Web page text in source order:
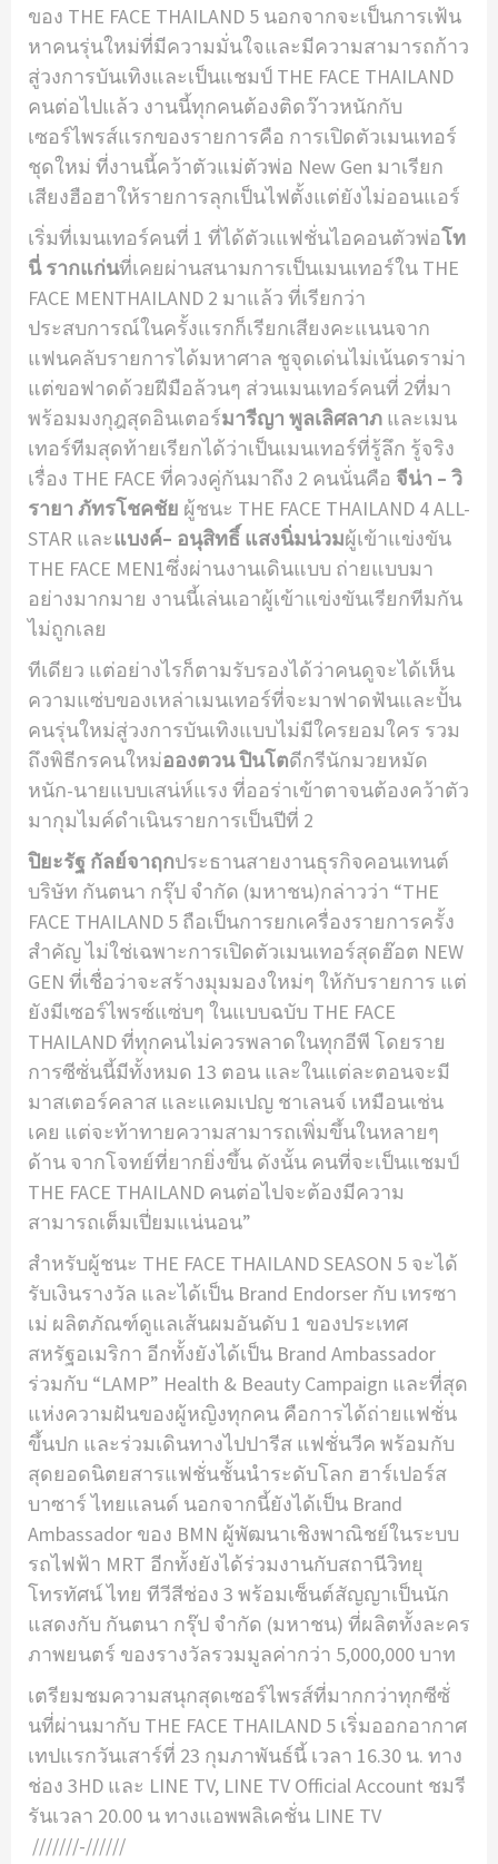
ของ THE FACE THAILAND 5 นอกจากจะเป็นการเฟ้น
หาคนรุ่นใหม่ที่มีความมั่นใจและมีความสามารถก้าว
สู่วงการบันเทิงและเป็นแชมป์ THE FACE THAILAND
คนต่อไปแล้ว งานนี้ทุกคนต้องติดว๊าวหนักกับ
เซอร์ไพรส์แรกของรายการคือ การเปิดตัวเมนเทอร์
ชุดใหม่ ที่งานนี้คว้าตัวแม่ตัวพ่อ New Gen มาเรียก
เสียงฮือฮาให้รายการลุกเป็นไฟตั้งแต่ยังไม่ออนแอร์
เริ่มที่เมนเทอร์คนที่ 1 ที่ได้ตัวเแฟชั่นไอคอนตัวพ่อโท
นี่ รากแก่นที่เคยผ่านสนามการเป็นเมนเทอร์ใน THE
FACE MENTHAILAND 2 มาแล้ว ที่เรียกว่า
ประสบการณ์ในครั้งแรกก็เรียกเสียงคะแนนจาก
แฟนคลับรายการได้มหาศาล ชูจุดเด่นไม่เน้นดราม่า
แต่ขอฟาดด้วยฝีมือล้วนๆ ส่วนเมนเทอร์คนที่ 2ที่มา
พร้อมมงกุฎสุดอินเตอร์มารีญา พูลเลิศลาภ และเมน
เทอร์ทีมสุดท้ายเรียกได้ว่าเป็นเมนเทอร์ที่รู้ลึก รู้จริง
เรื่อง THE FACE ที่ควงคู่กันมาถึง 2 คนนั่นคือ จีน่า – วิ
รายา ภัทรโชคชัย ผู้ชนะ THE FACE THAILAND 4 ALL-
STAR และแบงค์– อนุสิทธิ์ แสงนิ่มน่วมผู้เข้าแข่งขัน
THE FACE MEN1ซึ่งผ่านงานเดินแบบ ถ่ายแบบมา
อย่างมากมาย งานนี้เล่นเอาผู้เข้าแข่งขันเรียกทีมกัน
ไม่ถูกเลย
ทีเดียว แต่อย่างไรก็ตามรับรองได้ว่าคนดูจะได้เห็น
ความแซ่บของเหล่าเมนเทอร์ที่จะมาฟาดฟันและปั้น
คนรุ่นใหม่สู่วงการบันเทิงแบบไม่มีใครยอมใคร รวม
ถึงพิธีกรคนใหม่อองตวน ปินโตดีกรีนักมวยหมัด
หนัก-นายแบบเสน่ห์แรง ที่ออร่าเข้าตาจนต้องคว้าตัว
มากุมไมค์ดำเนินรายการเป็นปีที่ 2
ปิยะรัฐ กัลย์จาฤกประธานสายงานธุรกิจคอนเทนต์
บริษัท กันตนา กรุ๊ป จำกัด (มหาชน)กล่าวว่า “THE
FACE THAILAND 5 ถือเป็นการยกเครื่องรายการครั้ง
สำคัญ ไม่ใช่เฉพาะการเปิดตัวเมนเทอร์สุดฮ๊อต NEW
GEN ที่เชื่อว่าจะสร้างมุมมองใหม่ๆ ให้กับรายการ แต่
ยังมีเซอร์ไพรซ์แซ่บๆ ในแบบฉบับ THE FACE
THAILAND ที่ทุกคนไม่ควรพลาดในทุกอีพี โดยราย
การซีซั่นนี้มีทั้งหมด 13 ตอน และในแต่ละตอนจะมี
มาสเตอร์คลาส และแคมเปญ ชาเลนจ์ เหมือนเช่น
เคย แต่จะท้าทายความสามารถเพิ่มขึ้นในหลายๆ
ด้าน จากโจทย์ที่ยากยิ่งขึ้น ดังนั้น คนที่จะเป็นแชมป์
THE FACE THAILAND คนต่อไปจะต้องมีความ
สามารถเต็มเปี่ยมแน่นอน”
สําหรับผู้ชนะ THE FACE THAILAND SEASON 5 จะได้
รับเงินรางวัล และได้เป็น Brand Endorser กับ เทรซา
เม่ ผลิตภัณฑ์ดูแลเส้นผมอันดับ 1 ของประเทศ
สหรัฐอเมริกา อีกทั้งยังได้เป็น Brand Ambassador
ร่วมกับ “LAMP” Health & Beauty Campaign และที่สุด
แห่งความฝันของผู้หญิงทุกคน คือการได้ถ่ายแฟชั่น
ขึ้นปก และร่วมเดินทางไปปารีส แฟชั่นวีค พร้อมกับ
สุดยอดนิตยสารแฟชั่นชั้นนําระดับโลก ฮาร์เปอร์ส
บาซาร์ ไทยแลนด์ นอกจากนี้ยังได้เป็น Brand
Ambassador ของ BMN ผู้พัฒนาเชิงพาณิชย์ในระบบ
รถไฟฟ้า MRT อีกทั้งยังได้ร่วมงานกับสถานีวิทยุ
โทรทัศน์ ไทย ทีวีสีช่อง 3 พร้อมเซ็นต์สัญญาเป็นนัก
แสดงกับ กันตนา กรุ๊ป จํากัด (มหาชน) ที่ผลิตทั้งละคร
ภาพยนตร์ ของรางวัลรวมมูลค่ากว่า 5,000,000 บาท
เตรียมชมความสนุกสุดเซอร์ไพรส์ที่มากกว่าทุกซีซั่
นที่ผ่านมากับ THE FACE THAILAND 5 เริ่มออกอากาศ
เทปแรกวันเสาร์ที่ 23 กุมภาพันธ์นี้ เวลา 16.30 น. ทาง
ช่อง 3HD และ LINE TV, LINE TV Official Account ชมรี
รันเวลา 20.00 น ทางแอพพลิเคชั่น LINE TV
///////-//////